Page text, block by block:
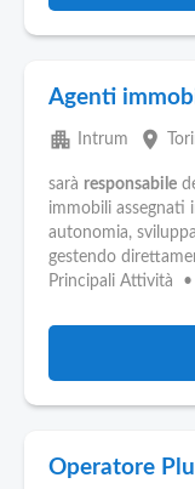
Agenti
apartment Intrum place
sarà responsabile
immobili assegnati
autonomia,
gestendo
Principali Attività
Operatore